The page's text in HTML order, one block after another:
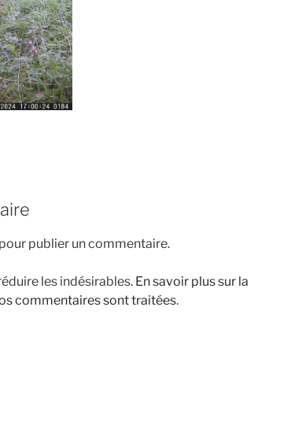
pour publier un commentaire.
les indésirables. En savoir plus sur la
commentaires sont traitées.